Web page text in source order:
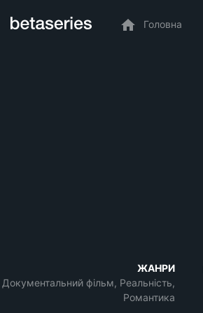
Головна
ЖАНРИ
Документальний фільм, Реальність,
Романтика